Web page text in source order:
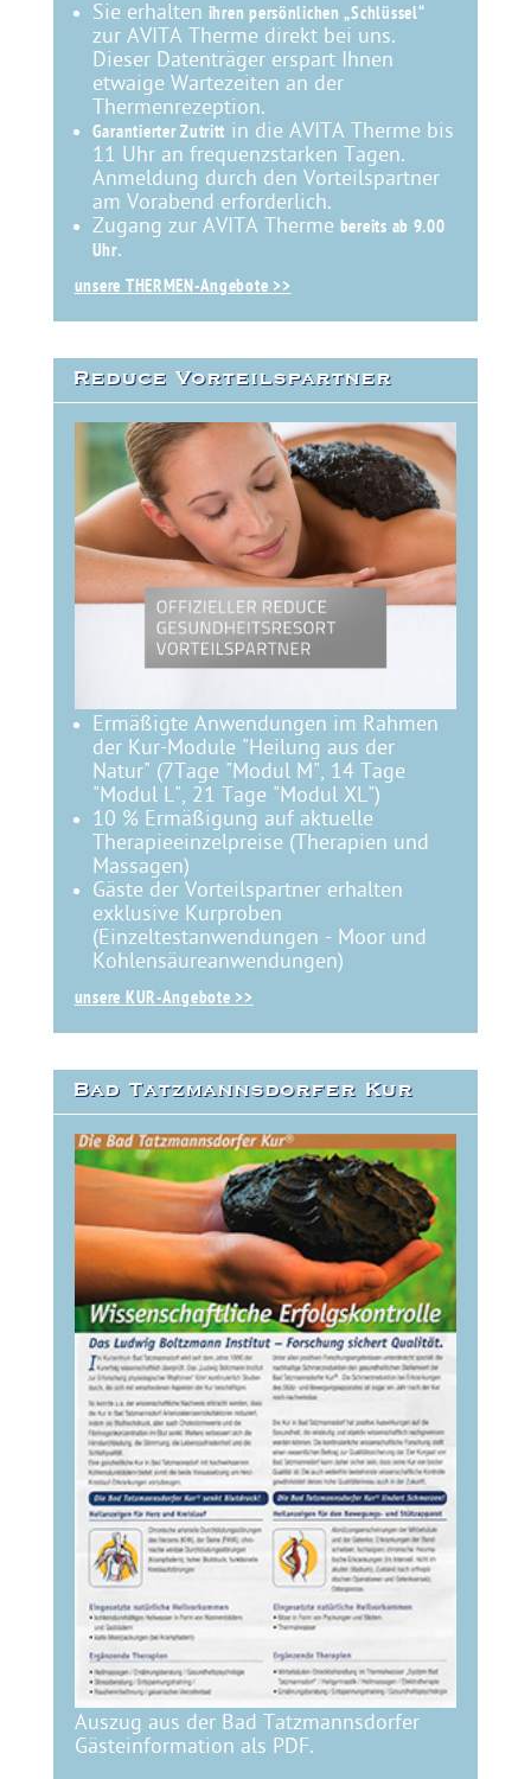
Sie erhalten ihren persönlichen „Schlüssel“
zur AVITA Therme direkt bei uns.
Dieser Datenträger erspart Ihnen
etwaige Wartezeiten an der
Thermenrezeption.
Garantierter Zutritt in die AVITA Therme bis
11 Uhr an frequenzstarken Tagen.
Anmeldung durch den Vorteilspartner
am Vorabend erforderlich.
Zugang zur AVITA Therme bereits ab 9.00
Uhr.
unsere THERMEN-Angebote >>
Reduce Vorteilspartner
Ermäßigte Anwendungen im Rahmen
der Kur-Module "Heilung aus der
Natur" (7Tage "Modul M", 14 Tage
"Modul L", 21 Tage "Modul XL")
10 % Ermäßigung auf aktuelle
Therapieeinzelpreise (Therapien und
Massagen)
Gäste der Vorteilspartner erhalten
exklusive Kurproben
(Einzeltestanwendungen - Moor und
Kohlensäureanwendungen)
unsere KUR-Angebote >>
Bad Tatzmannsdorfer Kur
Auszug aus der Bad Tatzmannsdorfer
Gästeinformation als PDF.